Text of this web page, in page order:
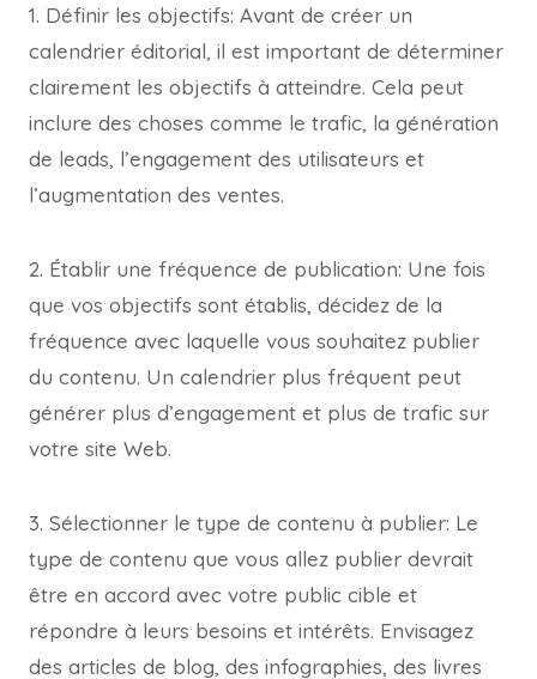
1. Définir les objectifs: Avant de créer un
calendrier éditorial, il est important de déterminer
clairement les objectifs à atteindre. Cela peut
inclure des choses comme le trafic, la génération
de leads, l’engagement des utilisateurs et
l’augmentation des ventes.
2. Établir une fréquence de publication: Une fois
que vos objectifs sont établis, décidez de la
fréquence avec laquelle vous souhaitez publier
du contenu. Un calendrier plus fréquent peut
générer plus d’engagement et plus de trafic sur
votre site Web.
3. Sélectionner le type de contenu à publier: Le
type de contenu que vous allez publier devrait
être en accord avec votre public cible et
répondre à leurs besoins et intérêts. Envisagez
des articles de blog, des infographies, des livres